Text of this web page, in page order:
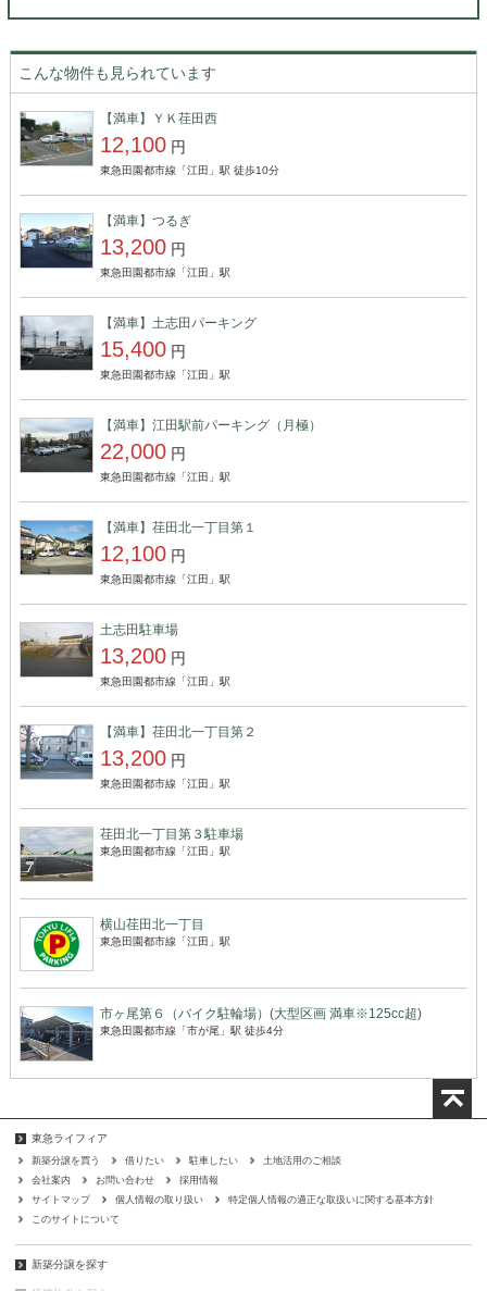
こんな物件も見られています
【満車】ＹＫ荏田西
12,100 円
東急田園都市線「江田」駅 徒歩10分
【満車】つるぎ
13,200 円
東急田園都市線「江田」駅
【満車】土志田パーキング
15,400 円
東急田園都市線「江田」駅
【満車】江田駅前パーキング（月極）
22,000 円
東急田園都市線「江田」駅
【満車】荏田北一丁目第１
12,100 円
東急田園都市線「江田」駅
土志田駐車場
13,200 円
東急田園都市線「江田」駅
【満車】荏田北一丁目第２
13,200 円
東急田園都市線「江田」駅
荏田北一丁目第３駐車場
東急田園都市線「江田」駅
横山荏田北一丁目
東急田園都市線「江田」駅
市ヶ尾第６（バイク駐輪場）(大型区画 満車※125cc超)
東急田園都市線「市が尾」駅 徒歩4分
東急ライフィア
新築分譲を買う 借りたい 駐車したい
土地活用のご相談
会社案内
お問い合わせ
採用情報
サイトマップ
個人情報の取り扱い
特定個人情報の適正な取扱いに関する基本方針
このサイトについて
新築分譲を探す